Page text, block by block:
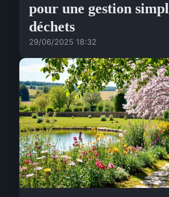
pour une gestion
déchets
29/06/2025 18:32